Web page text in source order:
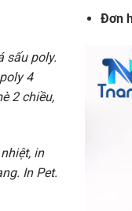
sấu poly.
4
2 chiều,
in
In Pet.
Đơn